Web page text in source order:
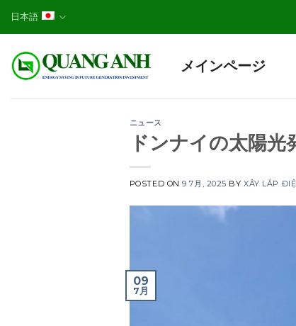
日本語
メインページ
ニュース
ドンナイの太陽
POSTED ON9 7月, 2025 BYXÂY LẮP
09
7月